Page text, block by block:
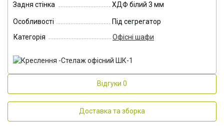
Задня стінка ХДФ білий 3 мм
Особливості
Під сегрегатор
Категорія
Офісні шафи
Відгуки 0
Доставка та зборка